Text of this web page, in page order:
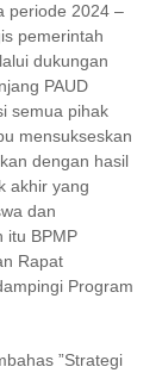
periode 2024 –
pemerintah
dukungan
PAUD
semua pihak
mensukseskan
dengan hasil
akhir yang
dan
itu BPMP
Rapat
Program
”Strategi